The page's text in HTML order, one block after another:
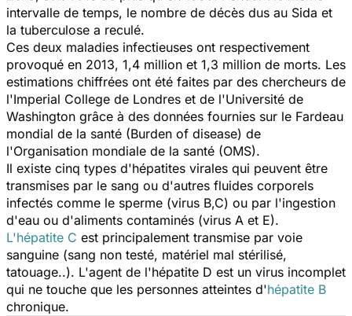
intervalle de temps, le nombre de décès dus au Sida et
la tuberculose a reculé.
Ces deux maladies infectieuses ont respectivement
provoqué en 2013, 1,4 million et 1,3 million de morts. Les
estimations chiffrées ont été faites par des chercheurs de
l'Imperial College de Londres et de l'Université de
Washington grâce à des données fournies sur le Fardeau
mondial de la santé (Burden of disease) de
l'Organisation mondiale de la santé (OMS).
Il existe cinq types d'hépatites virales qui peuvent être
transmises par le sang ou d'autres fluides corporels
infectés comme le sperme (virus B,C) ou par l'ingestion
d'eau ou d'aliments contaminés (virus A et E).
L'hépatite C est principalement transmise par voie
sanguine (sang non testé, matériel mal stérilisé,
tatouage..). L'agent de l'hépatite D est un virus incomplet
qui ne touche que les personnes atteintes d'hépatite B
chronique.